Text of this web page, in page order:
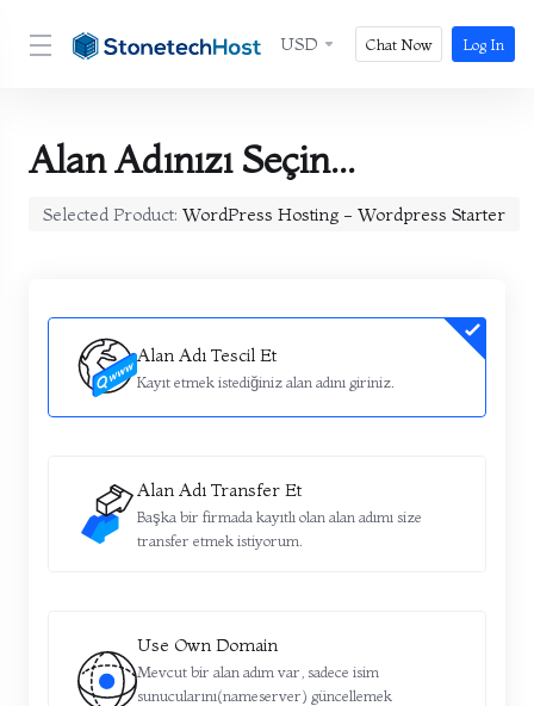
USD Chat Now Log In
Alan Adınızı Seçin...
Selected Product: WordPress Hosting - Wordpress Starter
Alan Adı Tescil Et
Kayıt etmek istediğiniz alan adını giriniz.
Alan Adı Transfer Et
Başka bir firmada kayıtlı olan alan adımı size
transfer etmek istiyorum.
Use Own Domain
Mevcut bir alan adım var, sadece isim
sunucularını(nameserver) güncellemek